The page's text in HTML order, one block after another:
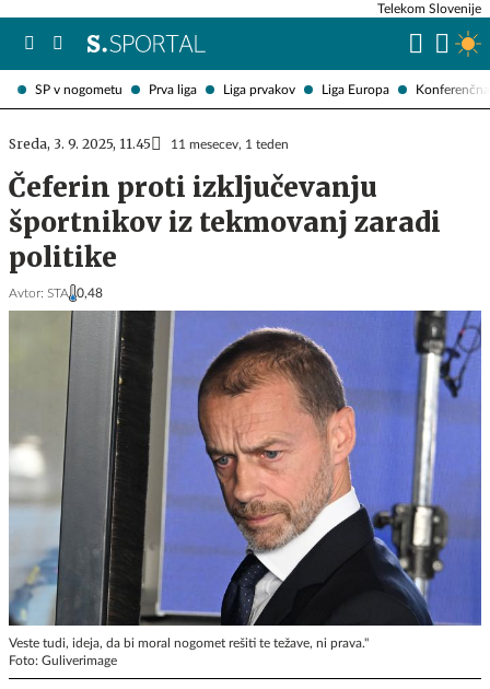
SP v nogometu Prva liga Liga prvakov Liga Europa
Telekom Slovenije
Sreda, 3. 9. 2025, 11.45 11 mesecev, 1 teden
Čeferin proti izključevanju
športnikov iz tekmovanj zaradi
politike
Avtor: STA 0,48
Veste tudi, ideja, da bi moral nogomet rešiti te težave, ni prava."
Foto: Guliverimage